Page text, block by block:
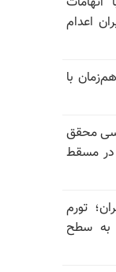
در ایران اعدام
با
محقق
در مسقط
تورم
۹.۱ درصد به سطح